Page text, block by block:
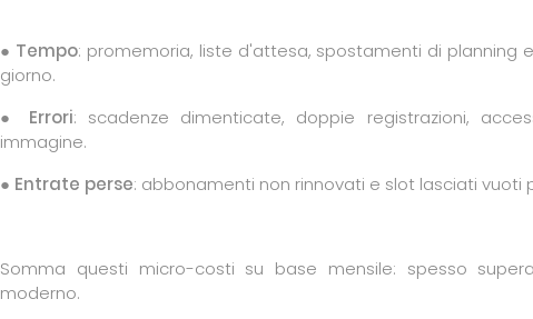
● Tempo: promemoria, liste d'attesa, spostamenti di planning
giorno.
● Errori: scadenze dimenticate, doppie registrazioni,
immagine.
● Entrate perse: abbonamenti non rinnovati e slot lasciati vuoti
Somma questi micro-costi su base mensile: spesso
moderno.